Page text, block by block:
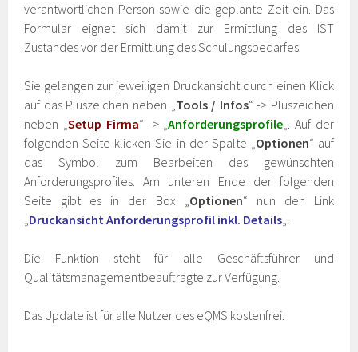
verantwortlichen Person sowie die geplante Zeit ein. Das
Formular eignet sich damit zur Ermittlung des IST
Zustandes vor der Ermittlung des Schulungsbedarfes.
Sie gelangen zur jeweiligen Druckansicht durch einen Klick
auf das Pluszeichen neben „Tools / Infos“ -> Pluszeichen
neben „Setup Firma“ -> „Anforderungsprofile„. Auf der
folgenden Seite klicken Sie in der Spalte „Optionen“ auf
das Symbol zum Bearbeiten des gewünschten
Anforderungsprofiles. Am unteren Ende der folgenden
Seite gibt es in der Box „Optionen“ nun den Link
„Druckansicht Anforderungsprofil inkl. Details„.
Die Funktion steht für alle Geschäftsführer und
Qualitätsmanagementbeauftragte zur Verfügung.
Das Update ist für alle Nutzer des eQMS kostenfrei.